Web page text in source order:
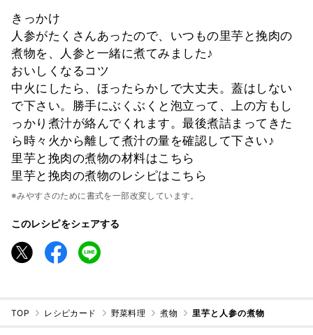
きっかけ
人参がたくさんあったので、いつもの里芋と挽肉の
煮物を、人参と一緒に煮てみました♪
おいしくなるコツ
中火にしたら、ほったらかしで大丈夫。蓋はしない
で下さい。勝手にぶくぶくと泡立って、上の方もし
っかり煮汁が絡んでくれます。最後煮詰まってきた
ら時々火から離して煮汁の量を確認して下さい♪
里芋と挽肉の煮物の材料はこちら
里芋と挽肉の煮物のレシピはこちら
※みやすさのために書式を一部改変しています。
このレシピをシェアする
TOP レシピカード 野菜料理 煮物 里芋と人参の煮物